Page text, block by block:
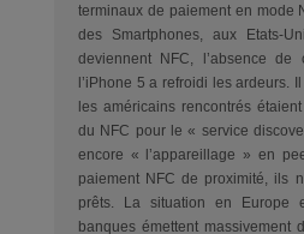
terminaux de paiement en mode
des Smartphones, aux Etats-
deviennent NFC, l’absence de
l’iPhone 5 a refroidi les ardeurs.
les américains rencontrés
du NFC pour le « service
encore « l’appareillage » en
paiement NFC de proximité, ils
prêts. La situation en Europe
banques émettent massivement